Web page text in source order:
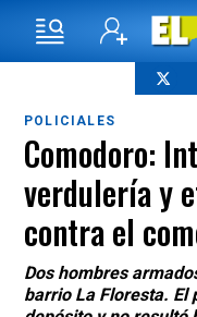
POLICIALES
Comodoro:
verdulería y
contra el
Dos hombres
barrio La Floresta. El